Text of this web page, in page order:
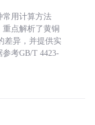
常用计算方法
重点解析了黄铜
差异，并提供实
考GB/T 4423-